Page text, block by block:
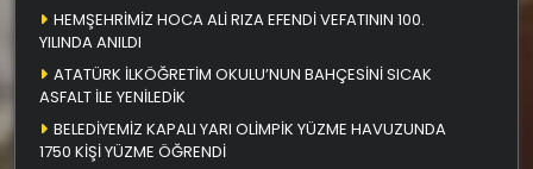
HEMŞEHRİMİZ HOCA ALİ RIZA EFENDİ VEFATININ 100.
YILINDA ANILDI
ATATÜRK İLKÖĞRETİM OKULU’NUN BAHÇESİNİ SICAK
ASFALT İLE YENİLEDİK
BELEDİYEMİZ KAPALI YARI OLİMPİK YÜZME HAVUZUNDA
1750 KİŞİ YÜZME ÖĞRENDİ